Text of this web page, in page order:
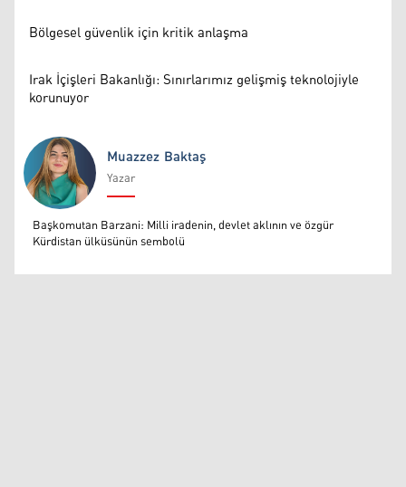
Bölgesel güvenlik için kritik anlaşma
Irak İçişleri Bakanlığı: Sınırlarımız gelişmiş teknolojiyle
korunuyor
Muazzez Baktaş
Muazzez Baktaş
Yazar
Başkomutan Barzani: Milli iradenin, devlet aklının ve özgür
Kürdistan ülküsünün sembolü